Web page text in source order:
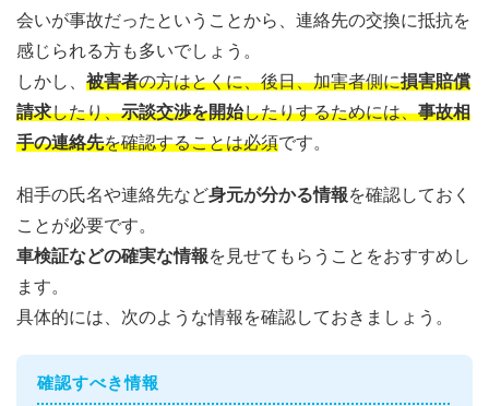
会いが事故だったということから、連絡先の交換に抵抗を
感じられる方も多いでしょう。
しかし、 被害者の方はとくに、後日、加害者側に損害賠償
請求したり、示談交渉を開始したりするためには、事故相
手の連絡先を確認することは必須です。
相手の氏名や連絡先など身元が分かる情報を確認しておく
ことが必要です。
車検証などの確実な情報を見せてもらうことをおすすめし
ます。
具体的には、次のような情報を確認しておきましょう。
確認すべき情報